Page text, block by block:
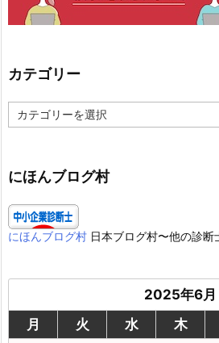
カテゴリー
テ
ー
にほんブログ村
にほんブログ村 日本ブログ村〜他の診断
2025年6月
月
火 水 木